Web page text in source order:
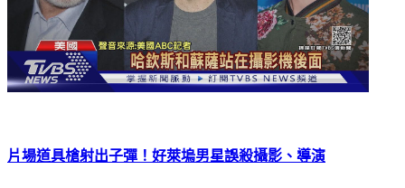
片場道具槍射出子彈！好萊塢男星誤殺攝影、導演